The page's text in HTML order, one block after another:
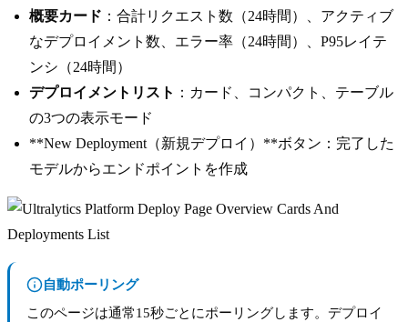
概要カード ：合計リクエスト数（24時間）、アクティブ
なデプロイメント数、エラー率（24時間）、P95レイテ
ンシ（24時間）
デプロイメントリスト ：カード、コンパクト、テーブル
の3つの表示モード
**New Deployment（新規デプロイ）**ボタン：完了した
モデルからエンドポイントを作成
自動ポーリング
このページは通常15秒ごとにポーリングします。デプロイ